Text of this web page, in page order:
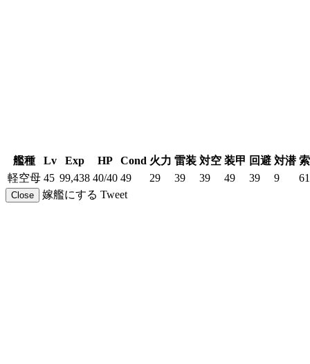
艦種 Lv Exp HP Cond 火力 雷装 対空 装甲 回避 対潜
軽空母 45 99,438 40/40 49 29 39 39 49 39 9 61
Close 嫁艦にする Tweet